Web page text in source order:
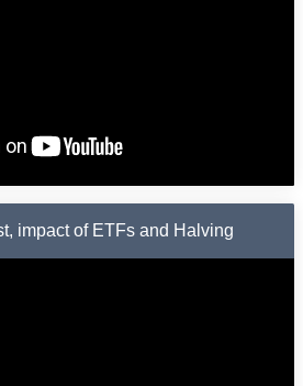
impact of ETFs and Halving